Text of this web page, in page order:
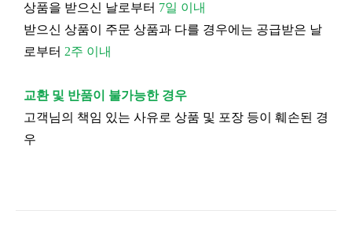
상품을 받으신 날로부터 7일 이내
받으신 상품이 주문 상품과 다를 경우에는 공급받은 날
로부터 2주 이내
교환 및 반품이 불가능한 경우
고객님의 책임 있는 사유로 상품 및 포장 등이 훼손된 경
우